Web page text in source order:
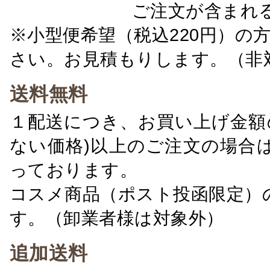
ご注文が含ま
※小型便希望（税込220円）の
さい。お見積もりします。（非
送料無料
１配送につき、お買い上げ金
ない価格)以上のご注文の場合
っております。
コスメ商品（ポスト投函限定
す。（卸業者様は対象外）
追加送料